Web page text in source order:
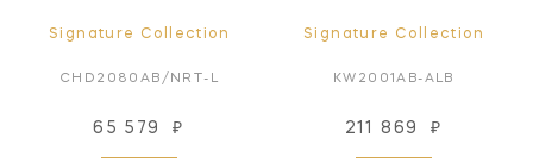
Signature Collection
CHD2080AB/NRT-L
65 579 ₽
Signature Collection
KW2001AB-ALB
211 869 ₽